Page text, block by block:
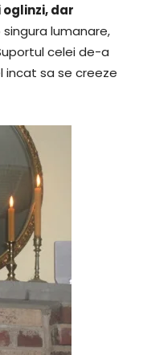
dar
singura lumanare,
celei de-a
sa se creeze